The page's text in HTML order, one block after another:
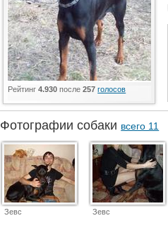
Рейтинг4.930 после257 голосов
Фотографии собаки всего 11
Зевс Зевс